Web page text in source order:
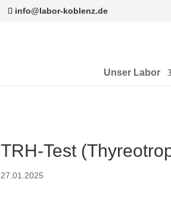
info@labor-koblenz.de
Unser Labor
TRH-Test
27.01.2025